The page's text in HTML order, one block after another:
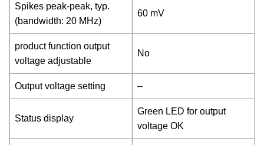
Spikes peak-peak, typ.
(bandwidth: 20 MHz)
60 mV
product function output
voltage adjustable
No
Output voltage setting –
Status display
Green LED for output
voltage OK